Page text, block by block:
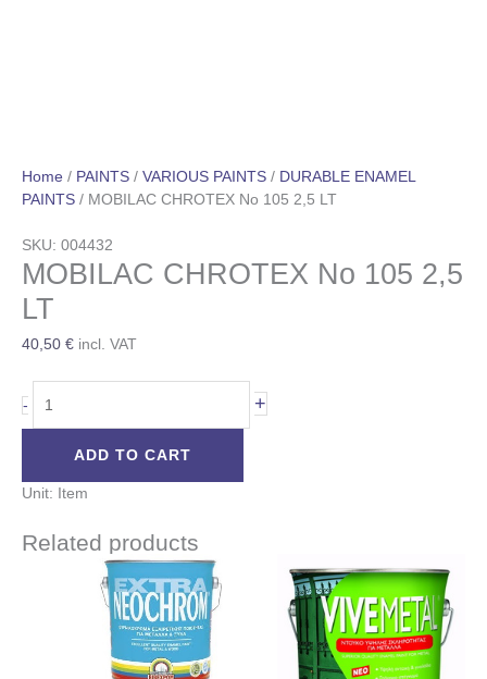
Home / PAINTS / VARIOUS PAINTS / DURABLE ENAMEL
PAINTS / MOBILAC CHROTEX Νο 105 2,5 LT
SKU: 004432
MOBILAC CHROTEX Νο 105 2,5
LT
40,50 € incl. VAT
- +
ADD TO CART
Unit: Item
Related products